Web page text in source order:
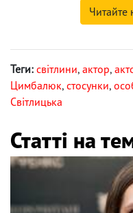
Читайте
Теги: світлини, актор,
Цимбалюк, стосунки,
Світлицька
Статті на